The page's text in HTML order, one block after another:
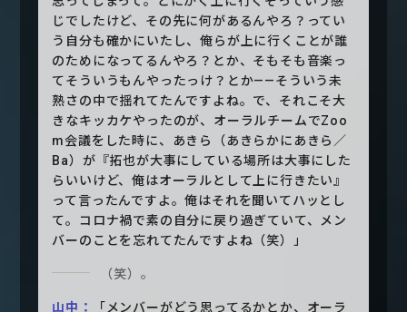
じでしたけど、その先に何があるんやろ？ってい
う自分も確かにいたし、俺らが上に行くことが誰
のためになってるんやろ？とか、そもそも音楽っ
てそういうもんやったっけ？とか——そういう未
熟さの中で揺れてたんですよね。で、それこそ大
きなキッカケやったのが、オーラルチームでZoo
m会議をした時に、あきら（あきらかにあきら／
Ba）が『拓也が大事にしている場所は大事にした
らいいけど、俺はオーラルとして上に行きたい』
って言ったんですよ。俺はそれを聞いてハッとし
て。コロナ禍で素の自分に戻り過ぎていて、メン
バーのことを忘れてたんですよね（笑）」
（笑）。
山中：
「メンバーがどう思ってるかとか、オーラ